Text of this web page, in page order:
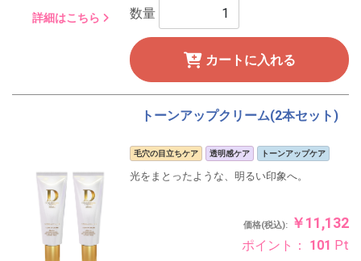
詳細はこちら 数量
カートに入れる
トーンアップクリーム(2本セット)
毛穴の目立ちケア 透明感ケア トーンアップケア
光をまとったような、明るい印象へ。
価格(税込):￥11,132
ポイント： 101 Pt